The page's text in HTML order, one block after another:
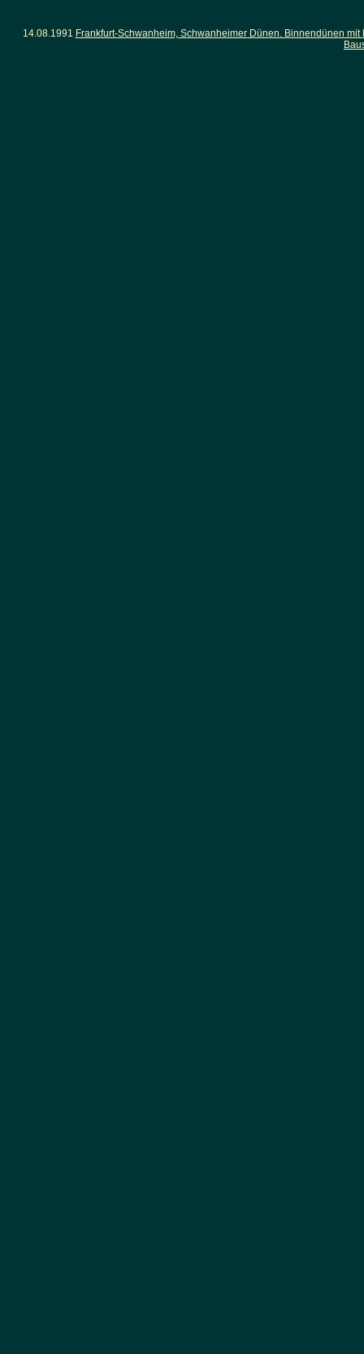
14.08.1991 Frankfurt-Schwanheim, Schwanheimer Dünen. Binnendünen